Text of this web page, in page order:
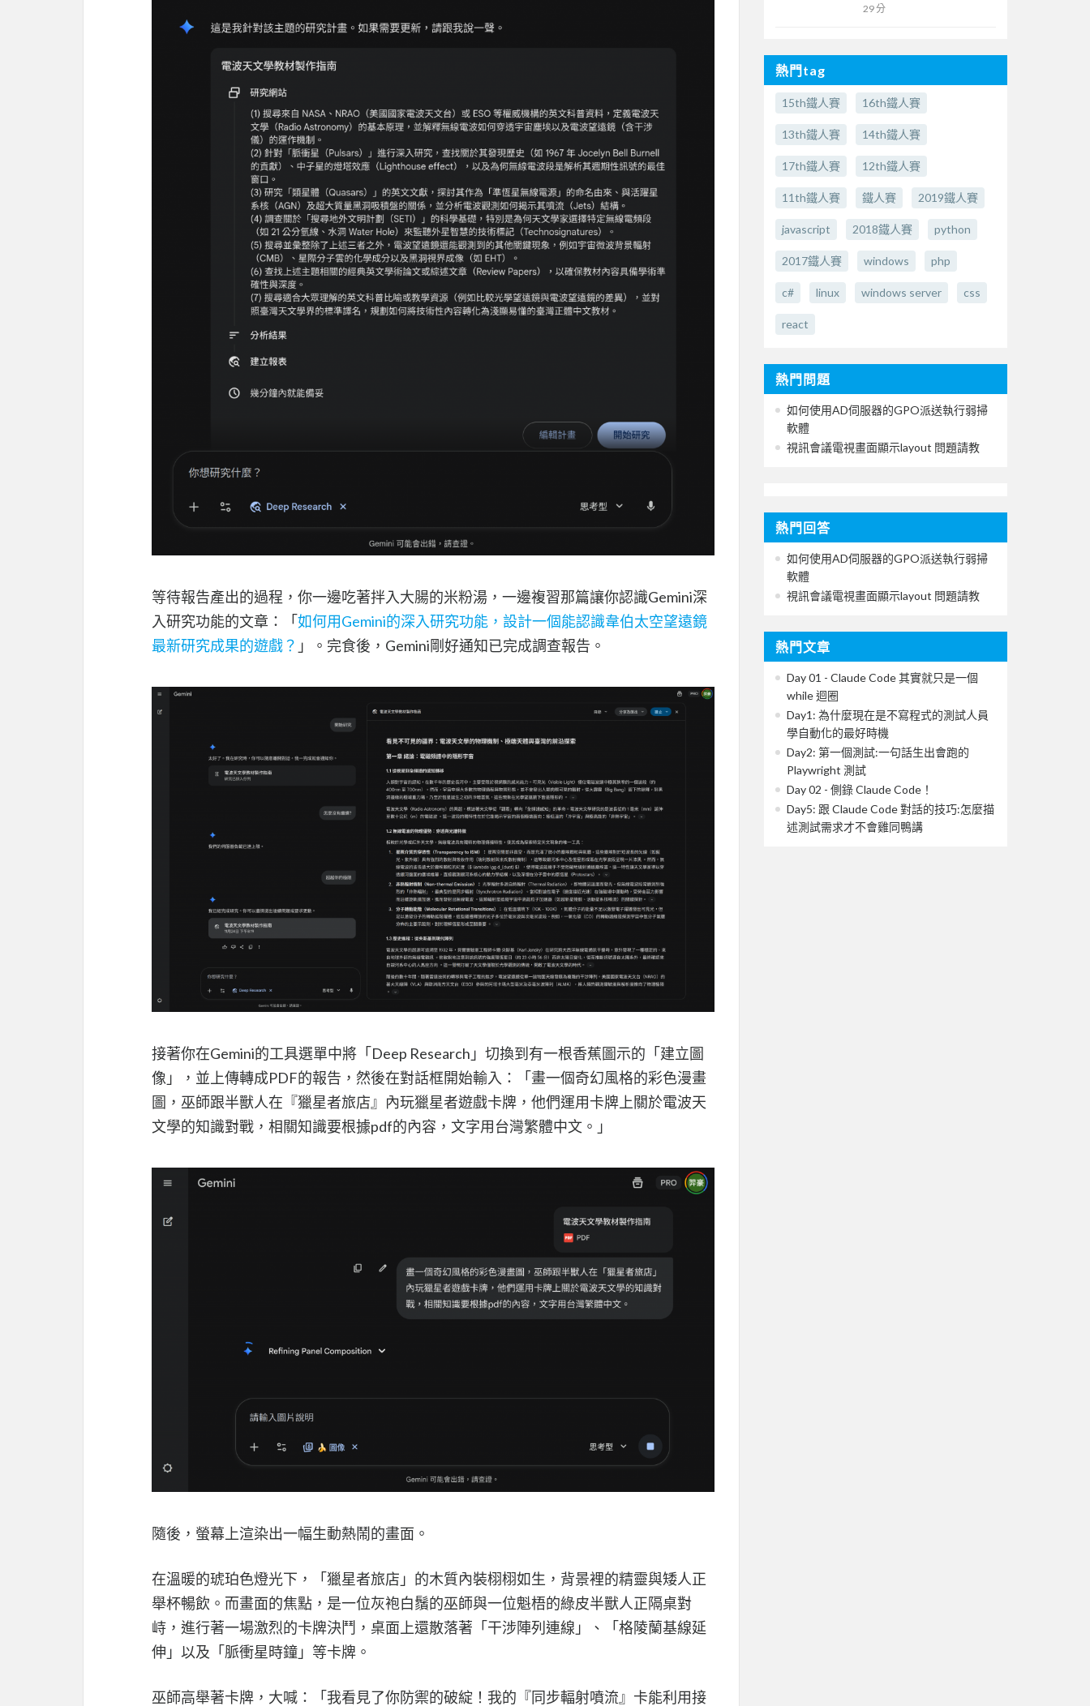
等待報告產出的過程，你一邊吃著拌入大腸的米粉湯，一邊複習那篇讓你認識Gemini深
入研究功能的文章：「如何用Gemini的深入研究功能，設計一個能認識韋伯太空望遠鏡
最新研究成果的遊戲？ 」。完食後，Gemini剛好通知已完成調查報告。
接著你在Gemini的工具選單中將「Deep Research」切換到有一根香蕉圖示的「建立圖
像」，並上傳轉成PDF的報告，然後在對話框開始輸入：「畫一個奇幻風格的彩色漫畫
圖，巫師跟半獸人在『獵星者旅店』內玩獵星者遊戲卡牌，他們運用卡牌上關於電波天
文學的知識對戰，相關知識要根據pdf的內容，文字用台灣繁體中文。」
隨後，螢幕上渲染出一幅生動熱鬧的畫面。
在溫暖的琥珀色燈光下，「獵星者旅店」的木質內裝栩栩如生，背景裡的精靈與矮人正
舉杯暢飲。而畫面的焦點，是一位灰袍白鬚的巫師與一位魁梧的綠皮半獸人正隔桌對
峙，進行著一場激烈的卡牌決鬥，桌面上還散落著「干涉陣列連線」、「格陵蘭基線延
伸」以及「脈衝星時鐘」等卡牌。
巫師高舉著卡牌，大喊：「我看見了你防禦的破綻！我的『同步輻射噴流』卡能利用接
29 分
熱門tag
15th鐵人賽 16th鐵人賽
13th鐵人賽 14th鐵人賽
17th鐵人賽 12th鐵人賽
11th鐵人賽 鐵人賽 2019鐵人賽
javascript 2018鐵人賽 python
2017鐵人賽 windows php
c# linux windows server css
react
熱門問題
如何使用AD伺服器的GPO派送執行弱掃
軟體
視訊會議電視畫面顯示layout 問題請教
熱門回答
如何使用AD伺服器的GPO派送執行弱掃
軟體
視訊會議電視畫面顯示layout 問題請教
熱門文章
Day 01 - Claude Code 其實就只是一個
while 迴圈
Day1: 為什麼現在是不寫程式的測試人員
學自動化的最好時機
Day2: 第一個測試:一句話生出會跑的
Playwright 測試
Day 02 - 側錄 Claude Code！
Day5: 跟 Claude Code 對話的技巧:怎麼描
述測試需求才不會雞同鴨講